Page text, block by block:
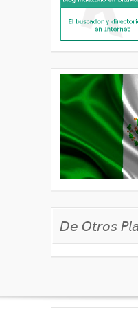
𝘋𝘦 𝘖𝘵𝘳𝘰𝘴